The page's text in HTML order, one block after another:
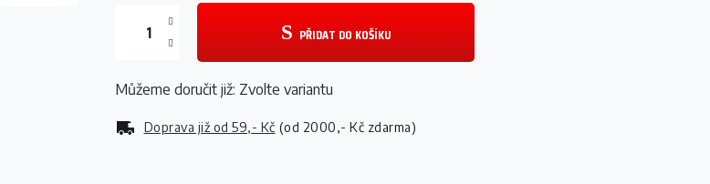
Doprava již od 59,- Kč (od 2000,- Kč zdarma)
PŘIDAT DO KOŠÍKU
Můžeme doručit již: Zvolte variantu